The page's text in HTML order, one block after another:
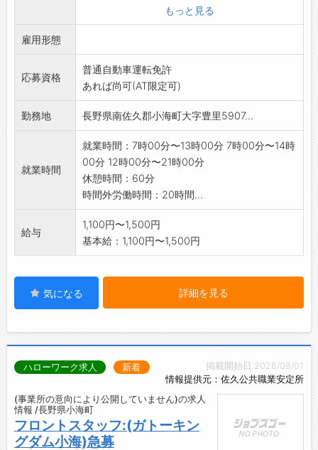
・食事のオーダーをいただき厨房へ連絡
・お客様のお席へ配膳、下膳、あと片付け
・会計、レジ業務
・その他付随する業務
・ホテルフロントの簡単なお手伝い業務もお願
いします。
※業務変更範囲:会社の定める業務
もっと見る
雇用形態
応募資格
普通自動車運転免許
あれば尚可(AT限定可)
勤務地 長野県南佐久郡小海町大字豊里5907...
就業時間
就業時間：7時00分〜13時00分 7時00分〜14時
00分 12時00分〜21時00分
休憩時間：60分
時間外労働時間：20時間...
給与
1,100円〜1,500円
基本給：1,100円〜1,500円
気になる 詳細を見る
掲載開始日:2026/08/01
情報提供元：佐久公共職業安定所
ハローワーク求人 新着
(事業所の意向により公開していません)の求人
情報 /長野県小海町
フロントスタッフ:(ガトーキン
グダム小海)急募